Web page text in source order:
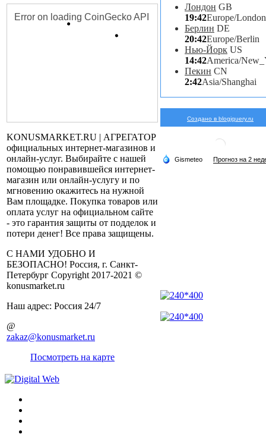
KONUSMARKET.RU | АГРЕГАТОР
официальных интернет-магазинов и
онлайн-услуг. Выбирайте с нашей
помощью понравившейся интернет-
магазин или онлайн-услугу и по
мгновению окажитесь на нужной
Вам площадке. Покупка товаров или
оплата услуг на официальном сайте
- это гарантия защиты от подделок и
потери денег! Все права защищены.
С НАМИ УДОБНО И
БЕЗОПАСНО! Россия, г. Санкт-
Петербург Copyright 2017-2021 ©
konusmarket.ru
Наш адрес: Россия 24/7
@
zakaz@konusmarket.ru
Посмотреть на карте
Лондон GB
19:42Europe/London
Берлин DE
20:42Europe/Berlin
Нью-Йорк US
14:42America/
Пекин CN
2:42Asia/Shanghai
Создано в blogjquery.ru